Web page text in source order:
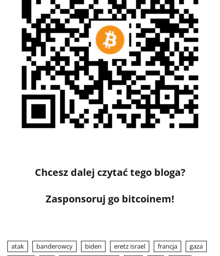
Chcesz dalej czytać tego bloga?
Zasponsoruj go bitcoinem!
atak banderowcy biden eretz israel francja
gaza